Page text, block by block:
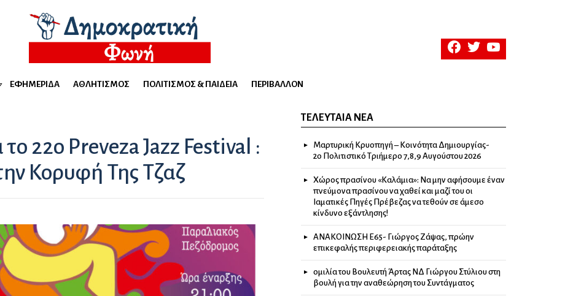
facebooktwitteryoutube
ΕΦΗΜΕΡΊΔΑ ΑΘΛΗΤΙΣΜΌΣ ΠΟΛΙΤΙΣΜΌΣ & ΠΑΙΔΕΊΑ ΠΕΡΙΒΆΛΛΟΝ
το 22ο Preveza Jazz Festival :
Κορυφή Της Τζαζ
ΤΕΛΕΥΤΑΊΑ ΝΈΑ
Μαρτυρική Κρυοπηγή – Κοινότητα Δημιουργίας-
2ο Πολιτιστικό Τριήμερο 7,8,9 Αυγούστου 2026
Χώρος πρασίνου «Καλάμια»: Να μην αφήσουμε έναν
πνεύμονα πρασίνου να χαθεί και μαζί του οι
Ιαματικές Πηγές Πρέβεζας να τεθούν σε άμεσο
κίνδυνο εξάντλησης!
ΑΝΑΚΟΙΝΩΣΗ Ε65- Γιώργος Ζάψας, πρώην
επικεφαλής περιφερειακής παράταξης
ομιλία του Βουλευτή Άρτας ΝΔ Γιώργου Στύλιου στη
βουλή για την αναθεώρηση του Συντάγματος